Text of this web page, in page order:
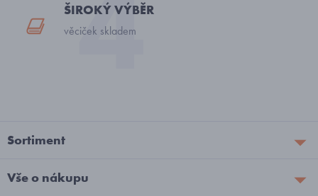
ŠIROKÝ VÝBĚR
věciček skladem
Sortiment
Vše o nákupu